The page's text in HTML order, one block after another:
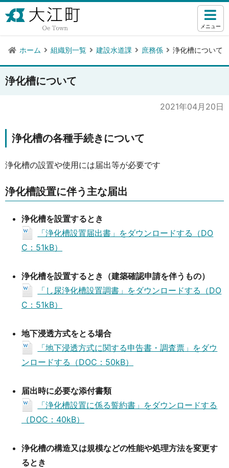
メニュー
ホーム 組織別一覧 建設水道課 庶務係 浄化槽について
浄化槽について
2021年04月20日
浄化槽の各種手続きについて
浄化槽の設置や使用には届出等が必要です
浄化槽設置に伴う主な届出
浄化槽を設置するとき
「浄化槽設置届出書」をダウンロードする（DO
C：51kB）
浄化槽を設置するとき（建築確認申請を伴うもの）
「し尿浄化槽設置調書」をダウンロードする（DO
C：51kB）
地下浸透方式をとる場合
「地下浸透方式に関する申告書・調査票」をダウ
ンロードする（DOC：50kB）
届出時に必要な添付書類
「浄化槽設置に係る誓約書」をダウンロードする
（DOC：40kB）
浄化槽の構造又は規模などの性能や処理方法を変更す
るとき